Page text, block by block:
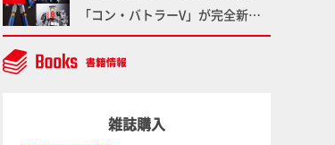
み】
「コン・バトラーV」が完全新規
造形で登場！気になる仕様を試作
品の撮り下ろしでご紹介!!さらに
雑誌購入